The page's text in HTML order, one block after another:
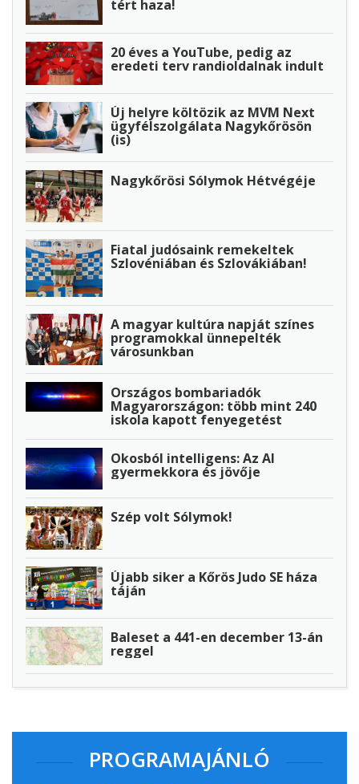
tért haza!
20 éves a YouTube, pedig az
eredeti terv randioldalnak indult
Új helyre költözik az MVM Next
ügyfélszolgálata Nagykőrösön
(is)
Nagykőrösi Sólymok Hétvégéje
Fiatal judósaink remekeltek
Szlovéniában és Szlovákiában!
A magyar kultúra napját színes
programokkal ünnepelték
városunkban
Országos bombariadók
Magyarországon: több mint 240
iskola kapott fenyegetést
Okosból intelligens: Az AI
gyermekkora és jövője
Szép volt Sólymok!
Újabb siker a Kőrös Judo SE háza
táján
Baleset a 441-en december 13-án
reggel
PROGRAMAJÁNLÓ